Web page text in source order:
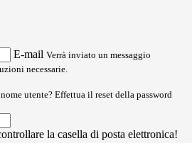
E-mail Verrà inviato un messaggio
necessarie.
utente? Effettua il reset della password
la casella di posta elettronica!